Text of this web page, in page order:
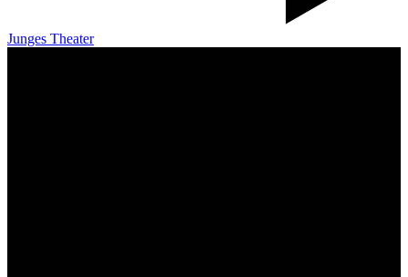
Junges Theater